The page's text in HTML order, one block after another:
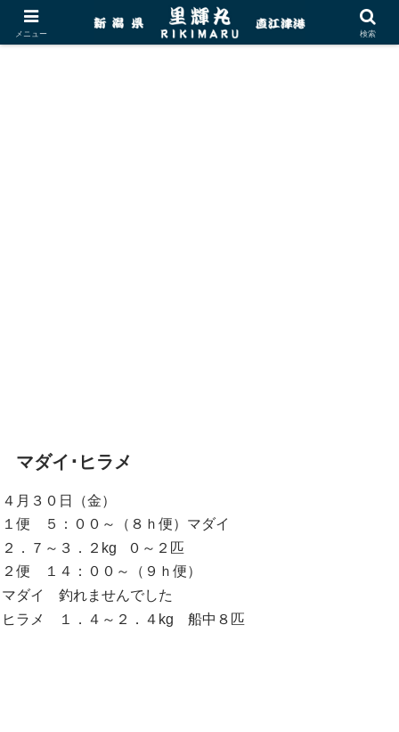
マダイ･ヒラメ
４月３０日（金）
１便 ５：００～（８ｈ便）マダイ
２．７～３．２kg ０～２匹
２便 １４：００～（９ｈ便）
マダイ 釣れませんでした
ヒラメ １．４～２．４kg 船中８匹
メニュー 検索